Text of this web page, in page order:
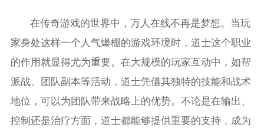
在传奇游戏的世界中，万人在线不再是梦想。当玩
家身处这样一个人气爆棚的游戏环境时，道士这个职业
的作用就显得尤为重要。在大规模的玩家互动中，如帮
派战、团队副本等活动，道士凭借其独特的技能和战术
地位，可以为团队带来战略上的优势。不论是在输出、
控制还是治疗方面，道士都能够提供重要的支持，成为